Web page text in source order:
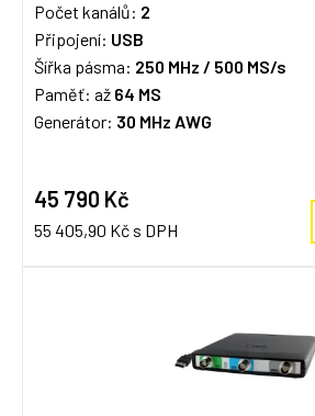
Počet kanálů: 2
Připojení: USB
Šířka pásma: 250 MHz / 500 MS/s
Paměť: až 64 MS
Generátor: 30 MHz AWG
45 790 Kč
55 405,90 Kč s DPH